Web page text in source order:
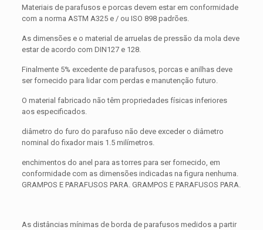
Materiais de parafusos e porcas devem estar em conformidade
com a norma ASTM A325 e / ou ISO 898 padrões.
As dimensões e o material de arruelas de pressão da mola deve
estar de acordo com DIN127 e 128.
Finalmente 5% excedente de parafusos, porcas e anilhas deve
ser fornecido para lidar com perdas e manutenção futuro.
O material fabricado não têm propriedades físicas inferiores
aos especificados.
diâmetro do furo do parafuso não deve exceder o diâmetro
nominal do fixador mais 1.5 milímetros.
enchimentos do anel para as torres para ser fornecido, em
conformidade com as dimensões indicadas na figura nenhuma.
GRAMPOS E PARAFUSOS PARA. GRAMPOS E PARAFUSOS PARA.
As distâncias mínimas de borda de parafusos medidos a partir